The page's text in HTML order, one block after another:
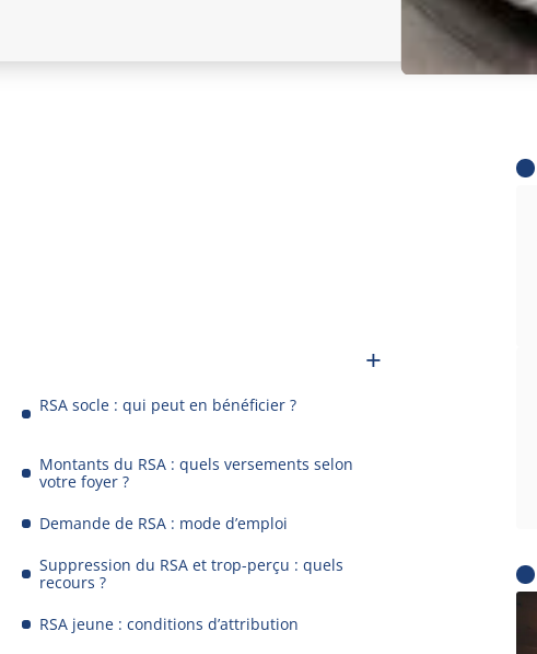
RSA socle : qui peut en bénéficier ?
Montants du RSA : quels versements selon
votre foyer ?
Demande de RSA : mode d’emploi
Suppression du RSA et trop-perçu : quels
recours ?
RSA jeune : conditions d’attribution